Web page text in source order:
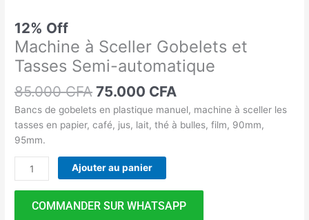
12% Off
Machine à Sceller Gobelets et
Tasses Semi-automatique
85.000CFA 75.000 CFA
Bancs de gobelets en plastique manuel, machine à sceller les
tasses en papier, café, jus, lait, thé à bulles, film, 90mm,
95mm.
Ajouter au panier
COMMANDER SUR WHATSAPP